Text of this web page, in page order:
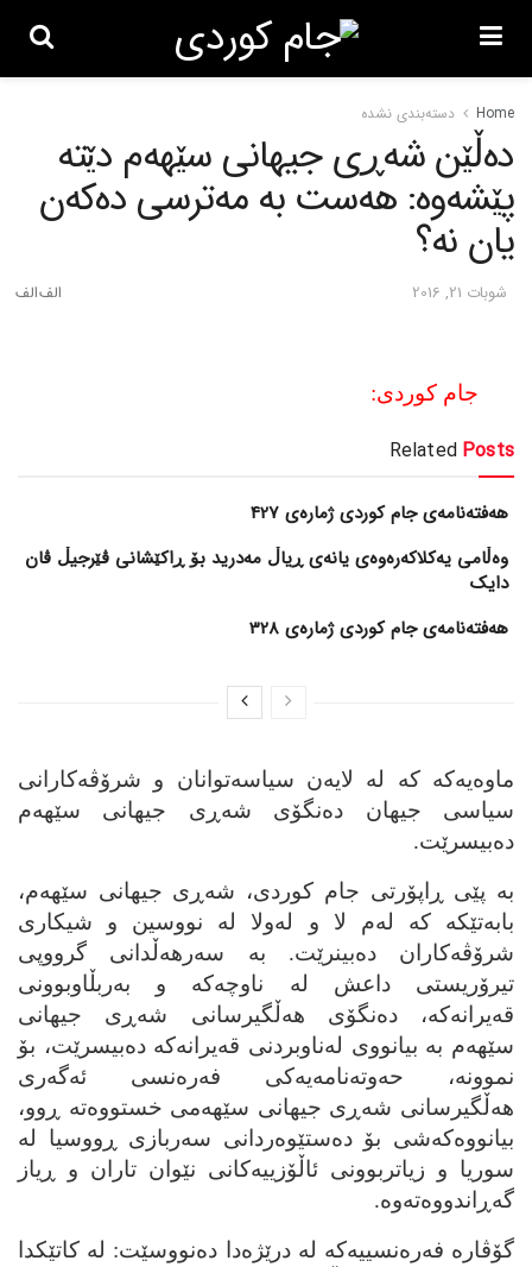
Home دسته‌بندی نشده
ده‌ڵێن شه‌ڕی جیهانی سێهه‌م دێته‌
پێشه‌وه‌: هه‌ست به‌ مه‌ترسی ده‌که‌ن
یان نه‌؟
شوبات 21, 2016
جام کوردی:
Related Posts
هەفتەنامەی جام کوردی ژمارەی 427
وەڵامی یەکلاکەرەوەی یانەی ڕیاڵ مەدرید بۆ ڕاکێشانی ڤێرجیڵ ڤان
دایک
هەفتەنامەی جام کوردی ژمارەی 328
ماوه‌یه‌که‌ که‌ له‌ لایه‌ن سیاسه‌توانان و شرۆڤه‌کارانی
سیاسی جیهان ده‌نگۆی شه‌ڕی جیهانی سێهه‌م
ده‌بیسرێت.
به‌ پێی ڕاپۆرتی جام کوردی، شه‌ڕی جیهانی سێهه‌م،
بابه‌تێکه‌ که‌ له‌م لا و له‌ولا له‌ نووسین و شیکاری
شرۆڤه‌کاران ده‌بینرێت. به‌ سه‌رهه‌ڵدانی گرووپی
تیرۆریستی داعش له‌ ناوچه‌که‌ و به‌ربڵاوبوونی
قه‌یرانه‌که‌، ده‌نگۆی هه‌ڵگیرسانی شه‌ڕی جیهانی
سێهه‌م به‌ بیانووی له‌ناوبردنی قه‌یرانه‌که‌ ده‌بیسرێت، بۆ
نموونه‌، حه‌وته‌نامه‌یه‌کی فه‌ره‌نسی ئه‌گه‌ری
هه‌ڵگیرسانی شه‌ڕی جیهانی سێهه‌می خستووه‌ته‌ ڕوو،
بیانووه‌که‌شی بۆ ده‌ستێوه‌ردانی سه‌ربازی ڕووسیا له‌
سوریا و زیاتربوونی ئاڵۆزییه‌کانی نێوان تاران و ڕیاز
گه‌ڕاندووه‌ته‌وه‌.
گۆڤاره‌ فه‌ره‌نسییه‌که‌ له‌ درێژه‌دا ده‌نووسێت: له‌ کاتێکدا